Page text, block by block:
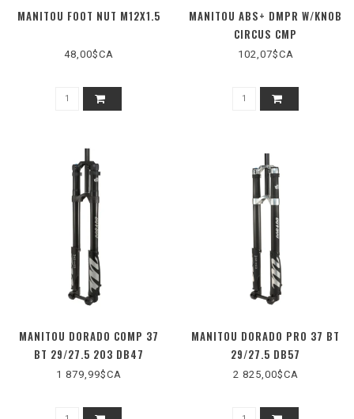
MANITOU FOOT NUT M12X1.5
48,00$CA
MANITOU ABS+ DMPR W/KNOB
CIRCUS CMP
102,07$CA
MANITOU DORADO COMP 37
BT 29/27.5 203 DB47
1 879,99$CA
MANITOU DORADO PRO 37 BT
29/27.5 DB57
2 825,00$CA